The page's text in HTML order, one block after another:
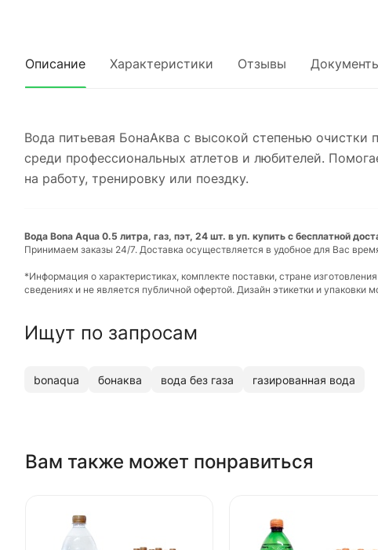
Описание Характеристики Отзывы
Вода питьевая БонаАква с высокой степенью
среди профессиональных атлетов и любителей.
на работу, тренировку или поездку.
Вода Bona Aqua 0.5 литра, газ, пэт, 24 шт. в уп. купить с бесплатной
Принимаем заказы 24/7. Доставка осуществляется в удобное для Вас
*Информация о характеристиках, комплекте поставки, стране
сведениях и не является публичной офертой. Дизайн этикетки и
Ищут по запросам
bonaqua бонаква вода без газа газированная вода
Вам также может понравиться